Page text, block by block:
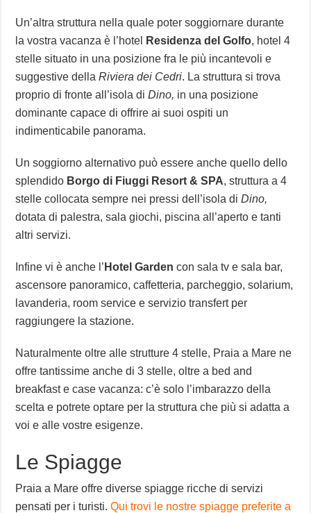
Un’altra struttura nella quale poter soggiornare durante
la vostra vacanza è l’hotel
Residenza del Golfo, hotel 4
stelle situato in una posizione fra le più incantevoli e
suggestive dellaRiviera dei Cedri. La struttura si trova
proprio di fronte all’isola diDino, in una posizione
dominante capace di offrire ai suoi ospiti un
indimenticabile panorama.
Un soggiorno alternativo può essere anche quello dello
splendido Borgo di Fiuggi Resort & SPA, struttura a 4
stelle collocata sempre nei pressi dell’isola diDino,
dotata di palestra, sala giochi, piscina all’aperto e tanti
altri servizi.
Infine vi è anche l’ Hotel Garden con sala tv e sala bar,
ascensore panoramico, caffetteria, parcheggio, solarium,
lavanderia, room service e servizio transfert per
raggiungere la stazione.
Naturalmente oltre alle strutture 4 stelle, Praia a Mare ne
offre tantissime anche di 3 stelle, oltre a bed and
breakfast e case vacanza: c’è solo l’imbarazzo della
scelta e potrete optare per la struttura che più si adatta a
voi e alle vostre esigenze.
Le Spiagge
Praia a Mare offre diverse spiagge ricche di servizi
pensati per i turisti.Qui trovi le nostre spiagge preferite a